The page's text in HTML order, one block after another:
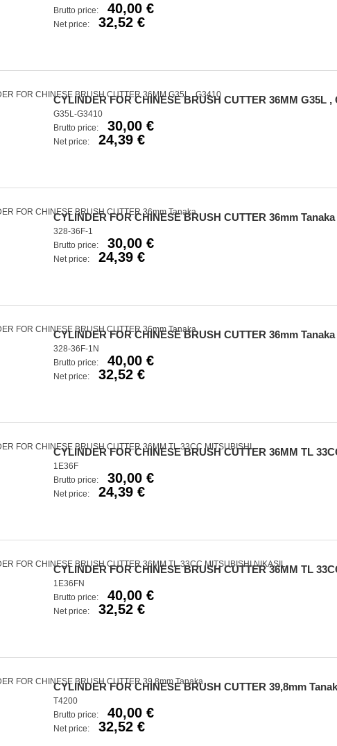
Brutto price:
40,00 €
Net price: 32,52 €
CYLINDER FOR CHINESE BRUSH CUTTER 36MM G35L ,
G35L-G3410
Brutto price:
30,00 €
Net price: 24,39 €
CYLINDER FOR CHINESE BRUSH CUTTER 36mm Tanaka
328-36F-1
Brutto price:
30,00 €
Net price: 24,39 €
CYLINDER FOR CHINESE BRUSH CUTTER 36mm Tanaka
328-36F-1N
Brutto price:
40,00 €
Net price: 32,52 €
CYLINDER FOR CHINESE BRUSH CUTTER 36MM TL
1E36F
Brutto price:
30,00 €
Net price: 24,39 €
CYLINDER FOR CHINESE BRUSH CUTTER 36MM TL
1E36FN
Brutto price:
40,00 €
Net price: 32,52 €
CYLINDER FOR CHINESE BRUSH CUTTER 39,8mm
T4200
Brutto price:
40,00 €
Net price: 32,52 €